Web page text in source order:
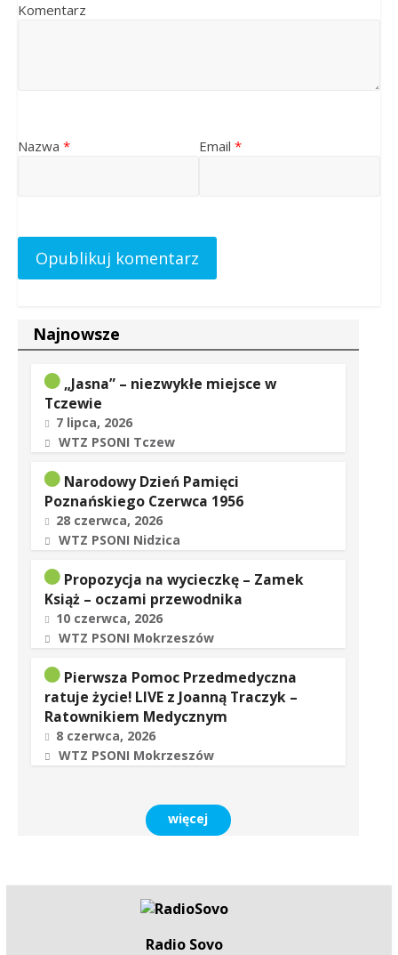
Komentarz
Nazwa * Email *
Najnowsze
„Jasna” – niezwykłe miejsce w
Tczewie
7 lipca, 2026
WTZ PSONI Tczew
Narodowy Dzień Pamięci
Poznańskiego Czerwca 1956
28 czerwca, 2026
WTZ PSONI Nidzica
Propozycja na wycieczkę – Zamek
Książ – oczami przewodnika
10 czerwca, 2026
WTZ PSONI Mokrzeszów
Pierwsza Pomoc Przedmedyczna
ratuje życie! LIVE z Joanną Traczyk –
Ratownikiem Medycznym
8 czerwca, 2026
WTZ PSONI Mokrzeszów
więcej
Radio Sovo